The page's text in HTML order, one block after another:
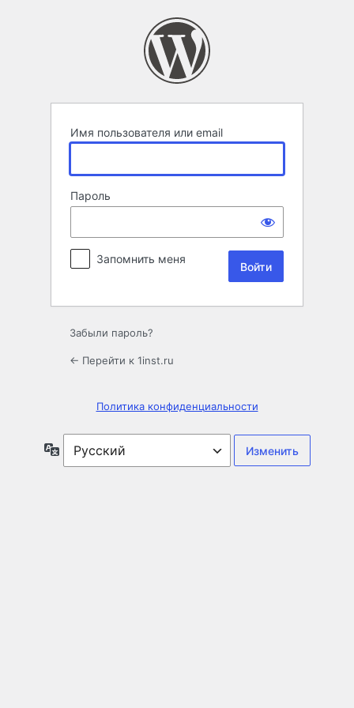
Имя пользователя или email
Пароль
Запомнить меня
Забыли пароль?
← Перейти к 1inst.ru
Политика конфиденциальности
Язык